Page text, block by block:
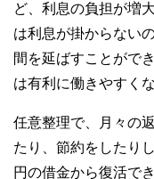
ど、利息の負担が増
は利息が掛からない
間を延ばすことがで
は有利に働きやすく
任意整理で、月々の
たり、節約をしたり
円の借金から復活で